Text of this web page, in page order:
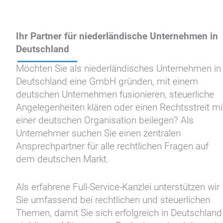
Ihr Partner für niederländische Unternehmen in
Deutschland
Möchten Sie als niederländisches Unternehmen in
Deutschland eine GmbH gründen, mit einem
deutschen Unternehmen fusionieren, steuerliche
Angelegenheiten klären oder einen Rechtsstreit
einer deutschen Organisation beilegen? Als
Unternehmer suchen Sie einen zentralen
Ansprechpartner für alle rechtlichen Fragen auf
dem deutschen Markt.
Als erfahrene Full-Service-Kanzlei unterstützen wir
Sie umfassend bei rechtlichen und steuerlichen
Themen, damit Sie sich erfolgreich in Deutschland